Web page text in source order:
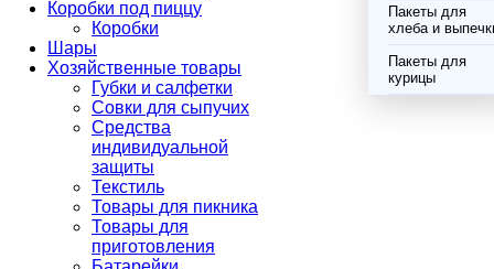
Коробки под пиццу
Коробки
Шары
Хозяйственные товары
Губки и салфетки
Совки для сыпучих
Средства
индивидуальной
защиты
Текстиль
Товары для пикника
Товары для
приготовления
Пакеты для
хлеба и
Пакеты для
курицы